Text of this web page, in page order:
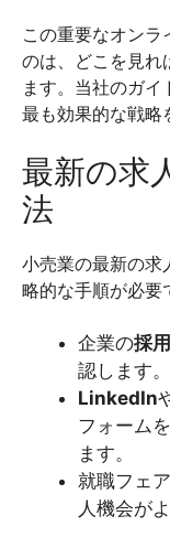
この重要なオンラ
のは、どこを見れ
ます。当社のガ
最も効果的な戦略
最新の求
法
小売業の最新の求
略的な手順が必要
企業の採
認します。
LinkedIn
フォーム
ます。
就職フェ
人機会が